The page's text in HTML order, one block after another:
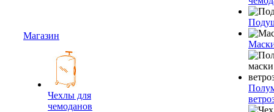
Магазин
Чехлы для
чемоданов